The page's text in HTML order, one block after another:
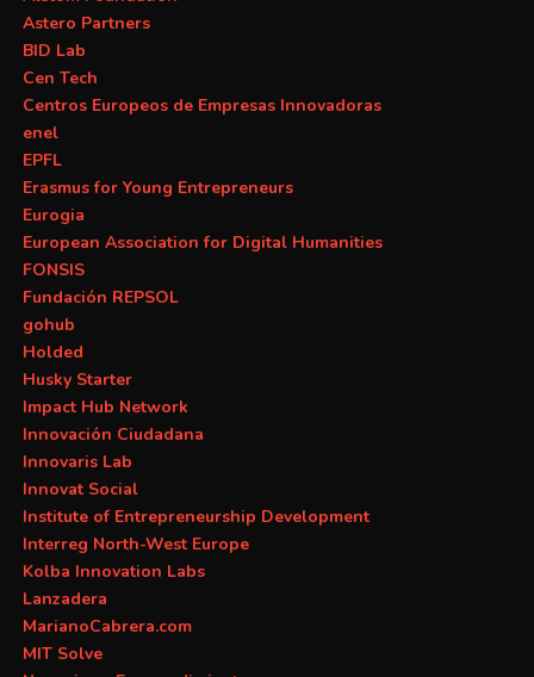
Astero Partners
BID Lab
Cen Tech
Centros Europeos de Empresas Innovadoras
enel
EPFL
Erasmus for Young Entrepreneurs
Eurogia
European Association for Digital Humanities
FONSIS
Fundación REPSOL
gohub
Holded
Husky Starter
Impact Hub Network
Innovación Ciudadana
Innovaris Lab
Innovat Social
Institute of Entrepreneurship Development
Interreg North-West Europe
Kolba Innovation Labs
Lanzadera
MarianoCabrera.com
MIT Solve